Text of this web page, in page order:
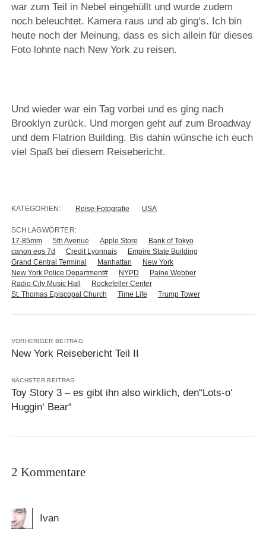
war zum Teil in Nebel eingehüllt und wurde zudem
noch beleuchtet. Kamera raus und ab ging‘s. Ich bin
heute noch der Meinung, dass es sich allein für dieses
Foto lohnte nach New York zu reisen.
Und wieder war ein Tag vorbei und es ging nach
Brooklyn zurück. Und morgen geht auf zum Broadway
und dem Flatrion Building. Bis dahin wünsche ich euch
viel Spaß bei diesem Reisebericht.
KATEGORIEN: Reise-Fotografie USA
SCHLAGWÖRTER:
17-85mm
5th Avenue Apple Store
Bank of Tokyo
canon eos 7d
Credit Lyonnais
Empire State Building
Grand Central Terminal
Manhattan
New York
New York Police Department#
NYPD
Paine Webber
Radio City Music Hall
Rockefeller Center
St. Thomas Episcopal Church
Time Life Trump Tower
VORHERIGER BEITRAG
New York Reisebericht Teil II
NÄCHSTER BEITRAG
Toy Story 3 – es gibt ihn also wirklich, den“Lots-o‘
Huggin‘ Bear“
2 Kommentare
Ivan